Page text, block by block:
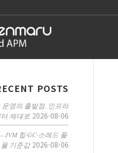
POSTS
운영의 출발점, 인프라
제대로 2026-08-06
힙·GC·스레드 풀·
기준값 2026-08-06